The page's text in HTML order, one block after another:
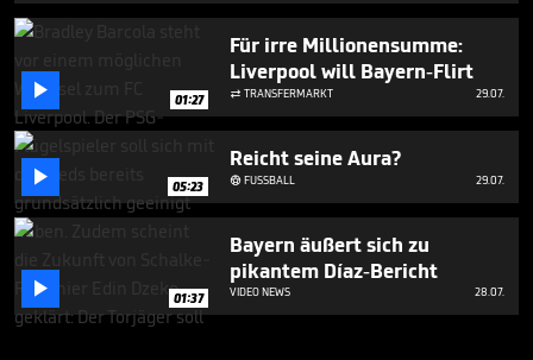
 01:27
Für irre Millionensumme:
Liverpool will Bayern-Flirt
 TRANSFERMARKT 29.07.
 05:23
Reicht seine Aura?
FUSSBALL 29.07.
 01:37
Bayern äußert sich zu
pikantem Díaz-Bericht
VIDEO NEWS 28.07.